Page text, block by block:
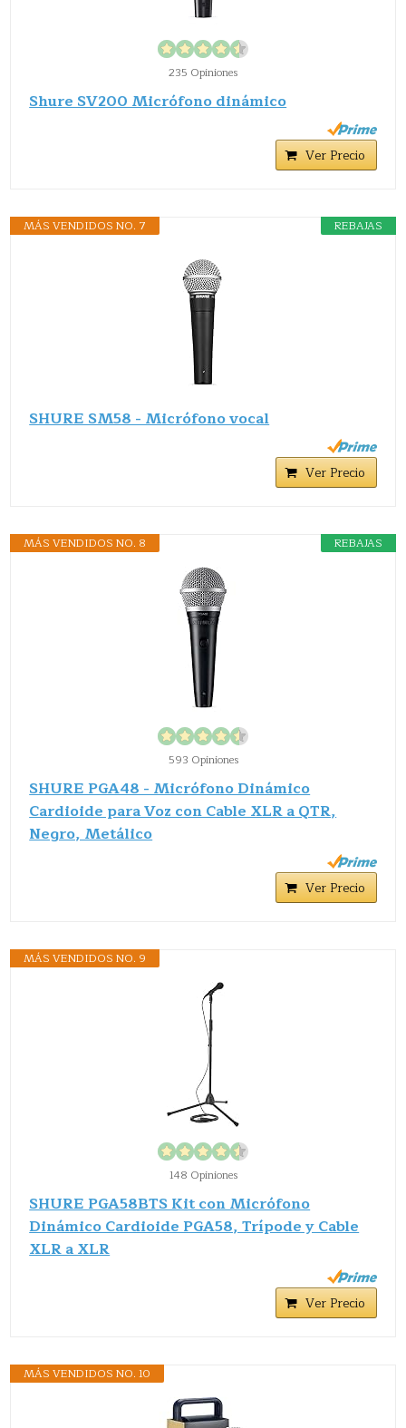
235 Opiniones
Shure SV200 Micrófono dinámico
Ver Precio
REBAJAS
MÁS VENDIDOS NO. 7
SHURE SM58 - Micrófono vocal
Ver Precio
REBAJAS
MÁS VENDIDOS NO. 8
593 Opiniones
SHURE PGA48 - Micrófono Dinámico
Cardioide para Voz con Cable XLR a QTR,
Negro, Metálico
Ver Precio
MÁS VENDIDOS NO. 9
148 Opiniones
SHURE PGA58BTS Kit con Micrófono
Dinámico Cardioide PGA58, Trípode y Cable
XLR a XLR
Ver Precio
MÁS VENDIDOS NO. 10